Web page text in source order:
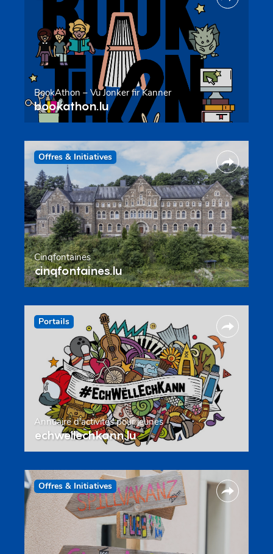
BookAthon – Vu Jonker fir Kanner
bookathon.lu
Offres & Initiatives
Cinqfontaines
cinqfontaines.lu
Portails
Annuaire d’activités pour jeunes
echwellechkann.lu
Offres & Initiatives